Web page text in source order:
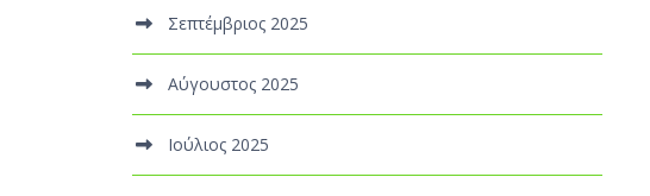
Σεπτέμβριος 2025
Αύγουστος 2025
Ιούλιος 2025